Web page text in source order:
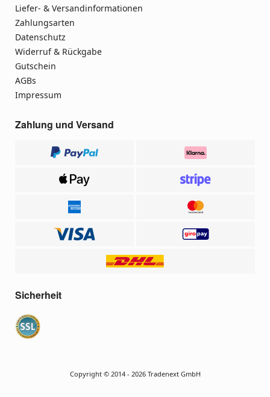
Liefer- & Versandinformationen
Zahlungsarten
Datenschutz
Widerruf & Rückgabe
Gutschein
AGBs
Impressum
Zahlung und Versand
Sicherheit
Copyright © 2014 - 2026 Tradenext GmbH